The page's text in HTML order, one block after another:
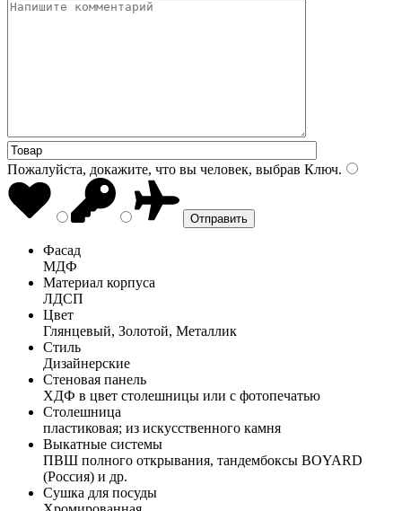
Пожалуйста, докажите, что вы человек, выбрав Ключ.
Фасад
МДФ
Материал корпуса
ЛДСП
Цвет
Глянцевый, Золотой, Металлик
Стиль
Дизайнерские
Стеновая панель
ХДФ в цвет столешницы или с фотопечатью
Столешница
пластиковая; из искусственного камня
Выкатные системы
ПВШ полного открывания, тандембоксы BOYARD
(Россия) и др.
Сушка для посуды